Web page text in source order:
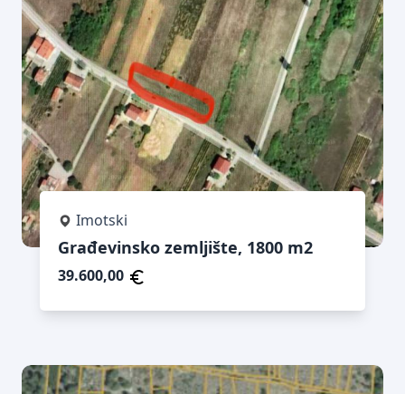
Imotski
Građevinsko zemljište, 1800 m2
39.600,00